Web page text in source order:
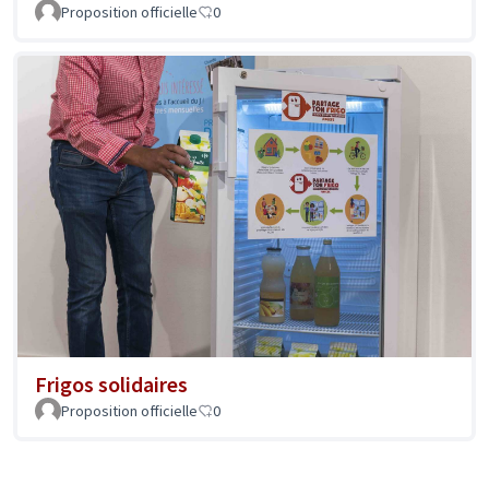
Proposition officielle 0
Frigos solidaires
Proposition officielle 0